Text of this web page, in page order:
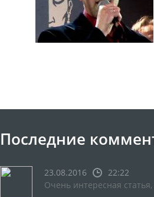
Последние
23.08.2016
22:22
Очень интересная